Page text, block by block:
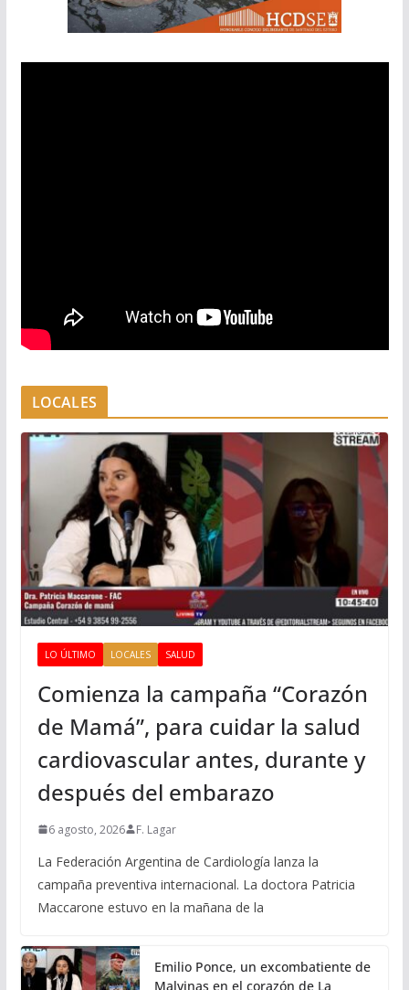
LOCALES
LO ÚLTIMO LOCALES SALUD
Comienza la campaña “Corazón
de Mamá”, para cuidar la salud
cardiovascular antes, durante y
después del embarazo
6 agosto, 2026 F. Lagar
La Federación Argentina de Cardiología lanza la
campaña preventiva internacional. La doctora Patricia
Maccarone estuvo en la mañana de la
Emilio Ponce, un excombatiente de
Malvinas en el corazón de La